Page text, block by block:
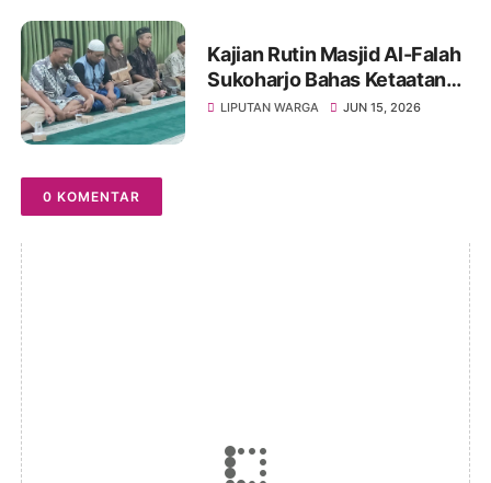
Kajian Rutin Masjid Al-Falah
Sukoharjo Bahas Ketaatan
kepada Rasul sebagai Wujud
LIPUTAN WARGA JUN 15, 2026
0 KOMENTAR